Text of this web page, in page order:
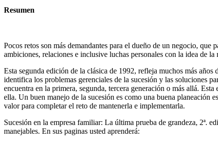
Resumen
Pocos retos son más demandantes para el dueño de un negocio, que
ambiciones, relaciones e inclusive luchas personales con la idea de
Esta segunda edición de la clásica de 1992, refleja muchos más
identifica los problemas gerenciales de la sucesión y las soluciones
encuentra en la primera, segunda, tercera generación o más allá.
ella. Un buen manejo de la sucesión es como una buena planeación
valor para completar el reto de mantenerla e implementarla.
Sucesión en la empresa familiar: La última prueba de grandeza, 2ª.
manejables. En sus paginas usted aprenderá: